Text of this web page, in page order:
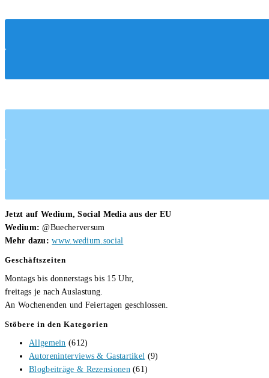
fast
Andrea
Jetzt auf Wedium, Social Media aus der EU
Wedium: @Buecherversum
Mehr dazu: www.wedium.social
Geschäftszeiten
Montags bis donnerstags bis 15 Uhr,
freitags je nach Auslastung.
An Wochenenden und Feiertagen geschlossen.
Stöbere in den Kategorien
Allgemein (612)
Autoreninterviews & Gastartikel (9)
Blogbeiträge & Rezensionen (61)